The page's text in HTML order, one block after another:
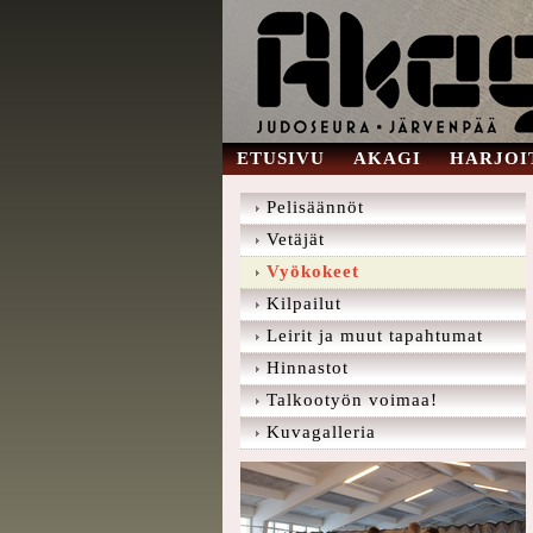
ETUSIVU AKAGI
Pelisäännöt
Vetäjät
Vyökokeet
Kilpailut
Leirit ja muut tapahtumat
Hinnastot
Talkootyön voimaa!
Kuvagalleria